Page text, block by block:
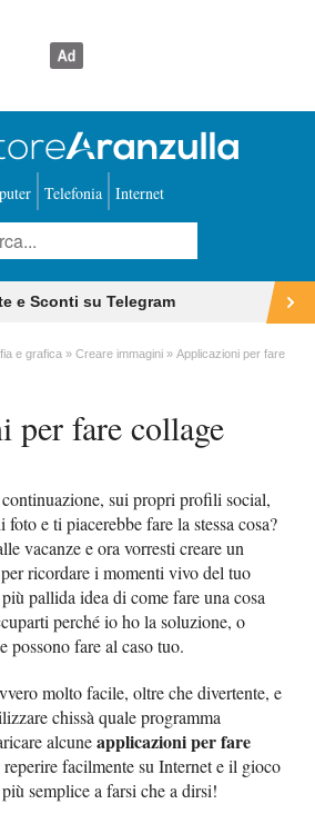
Telefonia Internet
e Sconti su Telegram
e grafica Creare immagini
Applicazioni per fare
per fare collage
sui propri profili social,
e ti piacerebbe fare la stessa cosa?
vacanze e ora vorresti creare un
ricordare i momenti vivo del tuo
pallida idea di come fare una cosa
perché io ho la soluzione, o
possono fare al caso tuo.
molto facile, oltre che divertente, e
chissà quale programma
alcuneapplicazioni per fare
reperire facilmente su Internet e il gioco
semplice a farsi che a dirsi!